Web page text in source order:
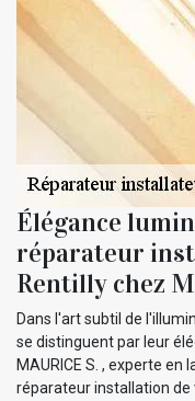
Élégance
réparateur
Rentilly chez
Dans l'art subtil de
se distinguent par leur
MAURICE S. , experte
réparateur installation de